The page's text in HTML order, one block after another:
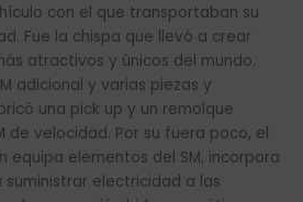
con el que transportaban su
Fue la chispa que llevó a crear
atractivos y únicos del mundo.
adicional y varias piezas y
una pick up y un remolque
de velocidad. Por su fuera poco, el
equipa elementos del SM, incorpora
electricidad a las